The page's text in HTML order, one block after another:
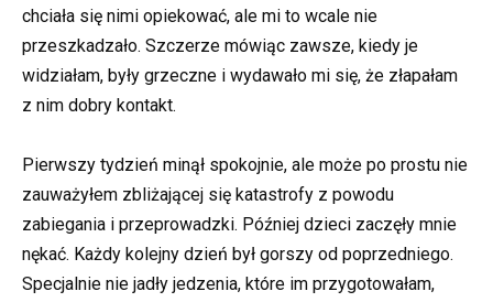
chciała się nimi opiekować, ale mi to wcale nie
przeszkadzało. Szczerze mówiąc zawsze, kiedy je
widziałam, były grzeczne i wydawało mi się, że złapałam
z nim dobry kontakt.
Pierwszy tydzień minął spokojnie, ale może po prostu nie
zauważyłem zbliżającej się katastrofy z powodu
zabiegania i przeprowadzki. Później dzieci zaczęły mnie
nękać. Każdy kolejny dzień był gorszy od poprzedniego.
Specjalnie nie jadły jedzenia, które im przygotowałam,